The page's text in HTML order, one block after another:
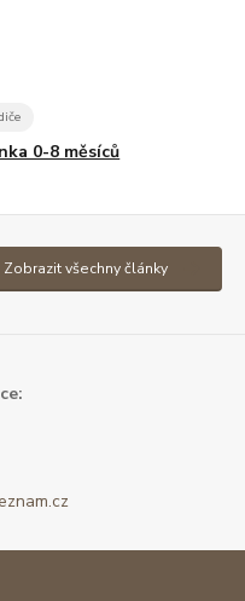
0-8 měsíců
Zobrazit všechny články